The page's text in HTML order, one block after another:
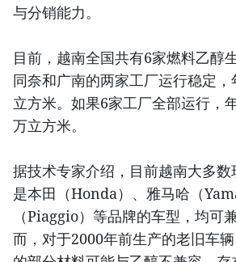
与分销能力。
目前，越南全国共有6家燃料乙醇
同奈和广南的两家工厂运行稳定
立方米。如果6家工厂全部运行，
万立方米。
据技术专家介绍，目前越南大多
是本田（Honda）、雅马哈（
（Piaggio）等品牌的车型，均可
而，对于2000年前生产的老旧车